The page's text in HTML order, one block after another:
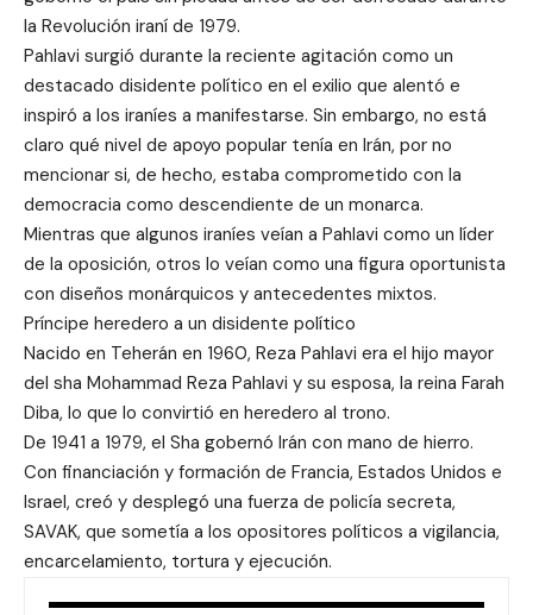
la Revolución iraní de 1979.
Pahlavi surgió durante la reciente agitación como un
destacado disidente político en el exilio que alentó e
inspiró a los iraníes a manifestarse. Sin embargo, no está
claro qué nivel de apoyo popular tenía en Irán, por no
mencionar si, de hecho, estaba comprometido con la
democracia como descendiente de un monarca.
Mientras que algunos iraníes veían a Pahlavi como un líder
de la oposición, otros lo veían como una figura oportunista
con diseños monárquicos y antecedentes mixtos.
Príncipe heredero a un disidente político
Nacido en Teherán en 1960, Reza Pahlavi era el hijo mayor
del sha Mohammad Reza Pahlavi y su esposa, la reina Farah
Diba, lo que lo convirtió en heredero al trono.
De 1941 a 1979, el Sha gobernó Irán con mano de hierro.
Con financiación y formación de Francia, Estados Unidos e
Israel, creó y desplegó una fuerza de policía secreta,
SAVAK, que sometía a los opositores políticos a vigilancia,
encarcelamiento, tortura y ejecución.